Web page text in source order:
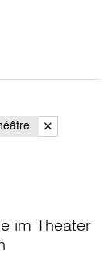
im Theater